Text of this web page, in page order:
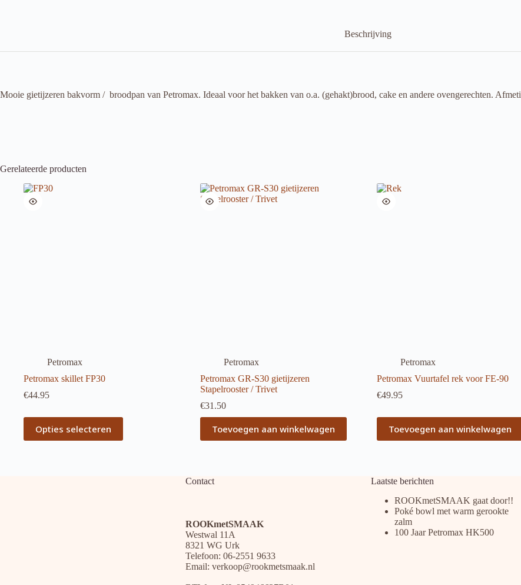
Beschrijving
Mooie gietijzeren bakvorm / broodpan van Petromax. Ideaal voor het bakken van o.a. (gehakt)brood, cake en andere ovengerechten.
Gerelateerde producten
Petromax
Petromax skillet FP30
€44.95
Opties selecteren
Dit
product
heeft
Petromax
Petromax GR-S30 gietijzeren
Stapelrooster / Trivet
€31.50
Toevoegen aan winkelwagen
Petromax
Petromax Vuurtafel rek voor FE-90
€49.95
Toevoegen aan winkelwagen
Contact
ROOKmetSMAAK
Westwal 11A
8321 WG Urk
Telefoon: 06-2551 9633
Email: verkoop@rookmetsmaak.nl
Laatste berichten
ROOKmetSMAAK gaat door!!
Poké bowl met warm gerookte
zalm
100 Jaar Petromax HK500